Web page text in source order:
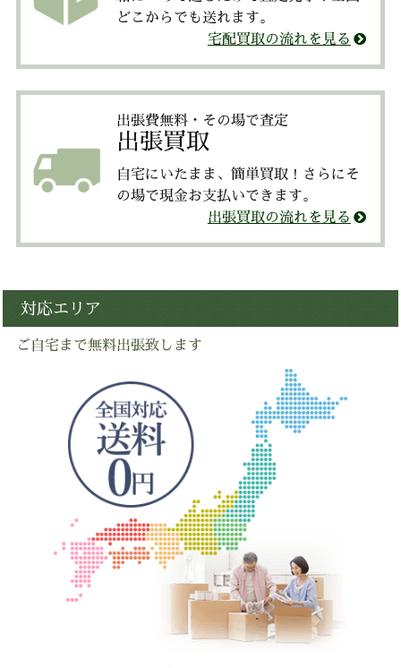
どこからでも送れます。
宅配買取の流れを見る
出張費無料・その場で査定
出張買取
自宅にいたまま、簡単買取！さらにそ
の場で現金お支払いできます。
出張買取の流れを見る
対応エリア
ご自宅まで無料出張致します